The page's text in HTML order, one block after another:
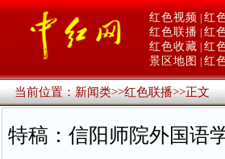
红色视频 红
红色联播 红
红色收藏 红
景区地图
红
当前位置：新闻类>>红色联播>>正文
特稿：信阳师院外国语